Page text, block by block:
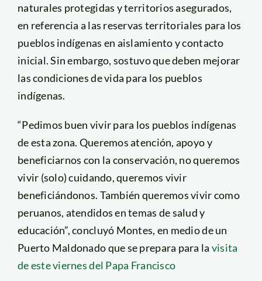
naturales protegidas y territorios asegurados,
en referencia a las reservas territoriales para los
pueblos indígenas en aislamiento y contacto
inicial. Sin embargo, sostuvo que deben mejorar
las condiciones de vida para los pueblos
indígenas.
“Pedimos buen vivir para los pueblos indígenas
de esta zona. Queremos atención, apoyo y
beneficiarnos con la conservación, no queremos
vivir (solo) cuidando, queremos vivir
beneficiándonos. También queremos vivir como
peruanos, atendidos en temas de salud y
educación”, concluyó Montes, en medio de un
Puerto Maldonado que se prepara para la visita
de este viernes del Papa Francisco